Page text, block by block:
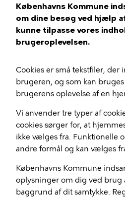
Københavns Kommune
om dine besøg ved hjælp
kunne tilpasse vores
brugeroplevelsen.
Cookies er små tekstfiler, der
brugeren, og som kan
brugerens oplevelse af en
Vi anvender tre typer af
cookies sørger for, at
ikke vælges fra. Funktionelle
andre formål og kan vælges
Københavns Kommune
oplysninger om dig ved brug
baggrund af dit samtykke.